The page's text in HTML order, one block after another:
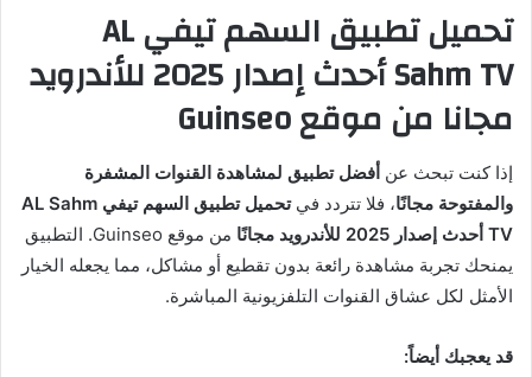
تحميل تطبيق السهم تيفي AL
Sahm TV أحدث إصدار 2025 للأندرويد
مجانا من موقع Guinseo
إذا كنت تبحث عن أفضل تطبيق لمشاهدة القنوات المشفرة
والمفتوحة مجانًا، فلا تتردد في
تحميل تطبيق السهم تيفي AL Sahm
TV أحدث إصدار 2025 للأندرويد مجانًا
من موقع Guinseo. التطبيق
يمنحك تجربة مشاهدة رائعة بدون تقطيع أو مشاكل، مما يجعله الخيار
الأمثل لكل عشاق القنوات التلفزيونية المباشرة.
قد يعجبك أيضاً: